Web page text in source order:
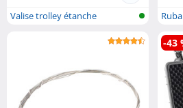
Valise trolley étanche
auto-
-43